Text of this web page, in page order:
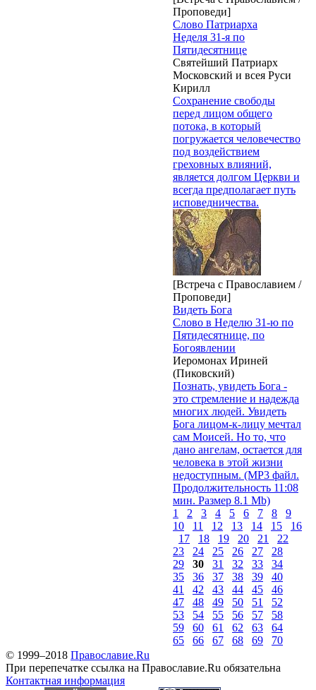
Проповеди]
Слово Патриарха
Неделя 31-я по
Пятидесятнице
Святейший Патриарх
Московский и всея Руси
Кирилл
Сохранение свободы
перед лицом общего
потока, в который
погружается человечество
под воздействием
греховных влияний,
является долгом Церкви и
всегда предполагает путь
исповедничества.
[Встреча с Православием /
Проповеди]
Видеть Бога
Слово в Неделю 31-ю по
Пятидесятнице, по
Богоявлении
Иеромонах Ириней
(Пиковский)
Познать, увидеть Бога -
это стремление и надежда
многих людей. Увидеть
Бога лицом-к-лицу мечтал
сам Моисей. Но то, что
дано ангелам, остается для
человека в этой жизни
недоступным. (MP3 файл.
Продолжительность 11:08
мин. Размер 8.1 Mb)
1
2 3 4 5 6 7 8
9
10
11 12 13 14 15
16
17
18 19 20 21
22
23
24 25 26 27
28
29
30 31 32 33
34
35
36 37 38 39
40
41
42 43 44 45
46
47
48 49 50 51
52
53
54 55 56 57
58
59
60 61 62 63
64
65
66 67 68 69
70
© 1999–2018 Православие.Ru
При перепечатке ссылка на Православие.Ru обязательна
Контактная информация